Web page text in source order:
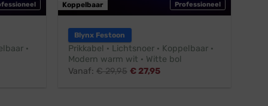
·
Professioneel
Koppelbaar
Blynx Festoon
Prikkabel · Lichtsnoer · Koppelbaar ·
Modern warm wit · Witte bol
Vanaf: €29,95 € 27,95